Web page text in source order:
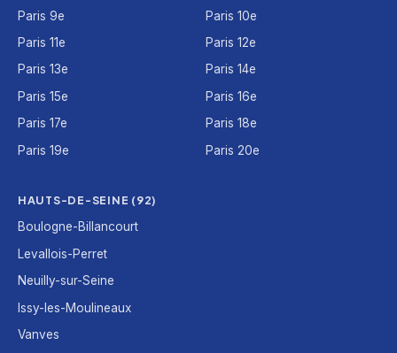
Paris 9e
Paris 10e
Paris 11e
Paris 12e
Paris 13e
Paris 14e
Paris 15e
Paris 16e
Paris 17e
Paris 18e
Paris 19e
Paris 20e
HAUTS-DE-SEINE (92)
Boulogne-Billancourt
Levallois-Perret
Neuilly-sur-Seine
Issy-les-Moulineaux
Vanves